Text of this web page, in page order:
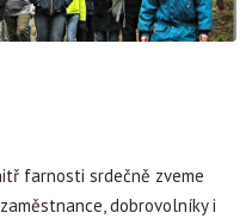
farnosti srdečně zveme
dobrovolníky i